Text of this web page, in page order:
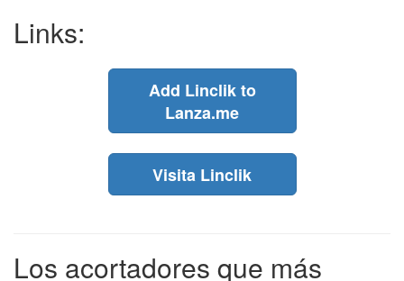
Links:
Add Linclik to
Lanza.me
Visita Linclik
Los acortadores que más